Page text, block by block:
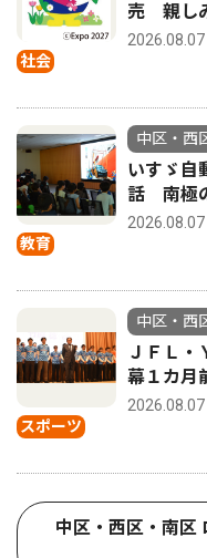
社会
売 親し
2026.08.07
教育
中区・西
いすゞ自
話 南極
2026.08.07
スポーツ
中区・西
ＪＦＬ
幕１カ月
2026.08.07
中区・西区・南区